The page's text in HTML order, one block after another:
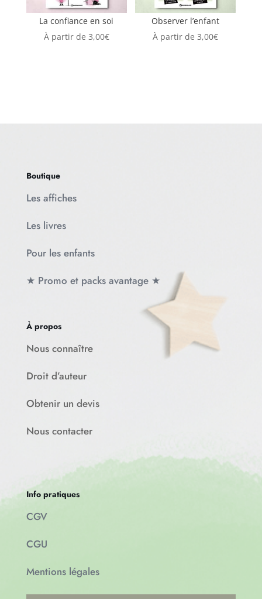
La confiance en soi
À partir de 3,00€
Observer l’enfant
À partir de3,00€
Boutique
Les affiches
Les livres
Pour les enfants
★ Promo et packs avantage ★
À propos
Nous connaître
Droit d’auteur
Obtenir un devis
Nous contacter
Info pratiques
CGV
CGU
Mentions légales